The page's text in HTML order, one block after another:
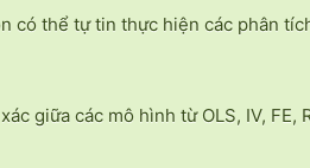
có thể tự tin thực hiện các phân
giữa các mô hình từ OLS, IV, FE,